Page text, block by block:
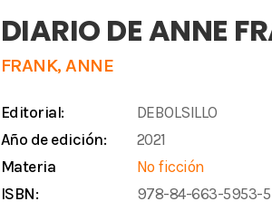
DIARIO DE ANNE
FRANK, ANNE
Editorial:
DEBOLSILLO
Año de edición:
2021
Materia
No ficción
ISBN:
978-84-663-5953-5